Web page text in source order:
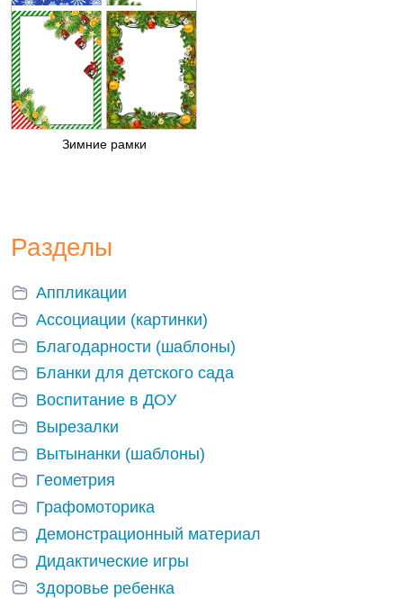
Зимние рамки
Разделы
Аппликации
Ассоциации (картинки)
Благодарности (шаблоны)
Бланки для детского сада
Воспитание в ДОУ
Вырезалки
Вытынанки (шаблоны)
Геометрия
Графомоторика
Демонстрационный материал
Дидактические игры
Здоровье ребенка